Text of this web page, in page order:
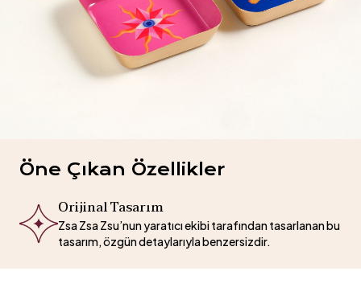
Öne Çıkan Özellikler
Orijinal Tasarım
Zsa Zsa Zsu’nun yaratıcı ekibi tarafından tasarlanan bu
tasarım, özgün detaylarıyla benzersizdir.